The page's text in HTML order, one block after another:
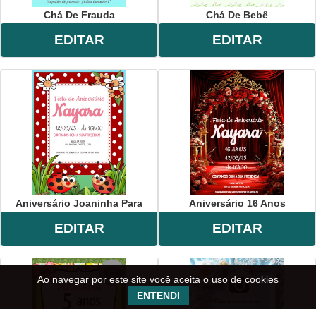
Chá De Frauda
EDITAR
Chá De Bebê
EDITAR
Aniversário Joaninha Para
EDITAR
Aniversário 16 Anos
EDITAR
Ao navegar por este site você aceita o uso de cookies
ENTENDI